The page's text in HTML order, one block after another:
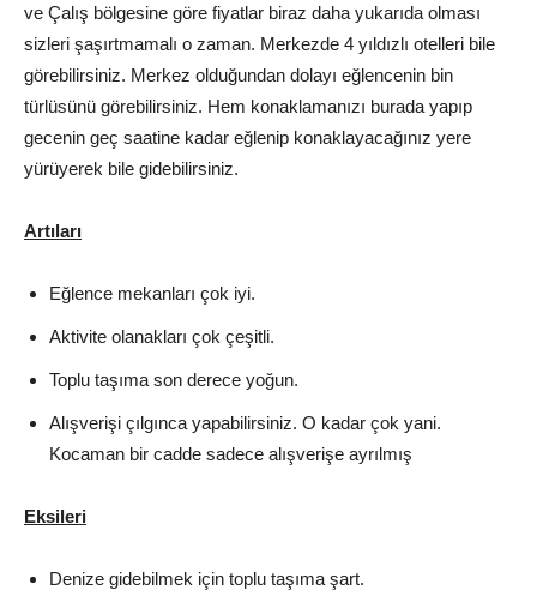
ve Çalış bölgesine göre fiyatlar biraz daha yukarıda olması
sizleri şaşırtmamalı o zaman. Merkezde 4 yıldızlı otelleri bile
görebilirsiniz. Merkez olduğundan dolayı eğlencenin bin
türlüsünü görebilirsiniz. Hem konaklamanızı burada yapıp
gecenin geç saatine kadar eğlenip konaklayacağınız yere
yürüyerek bile gidebilirsiniz.
Artıları
Eğlence mekanları çok iyi.
Aktivite olanakları çok çeşitli.
Toplu taşıma son derece yoğun.
Alışverişi çılgınca yapabilirsiniz. O kadar çok yani.
Kocaman bir cadde sadece alışverişe ayrılmış
Eksileri
Denize gidebilmek için toplu taşıma şart.